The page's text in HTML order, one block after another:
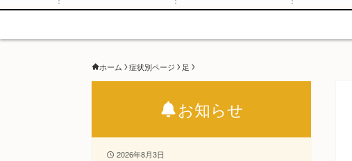
ホーム 症状別ページ 足
お知らせ
2026年8月3日